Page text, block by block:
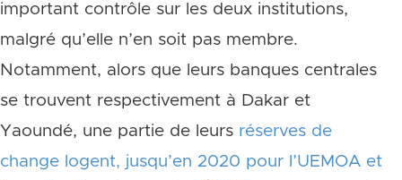
important contrôle sur les deux institutions,
malgré qu’elle n’en soit pas membre.
Notamment, alors que leurs banques centrales
se trouvent respectivement à Dakar et
Yaoundé, une partie de leurs réserves de
change logent, jusqu’en 2020 pour l’UEMOA et